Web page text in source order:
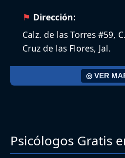
Dirección:
Calz. de las Torres #59,
Cruz de las Flores, Jal.
◎ VER
Psicólogos Gratis